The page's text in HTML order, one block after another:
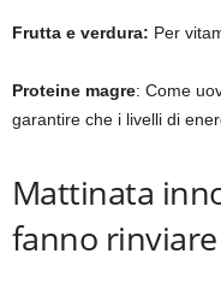
Frutta e verdura: Per
Proteine ​​magre: Come
garantire che i livelli di
Mattinata
fanno rinviare